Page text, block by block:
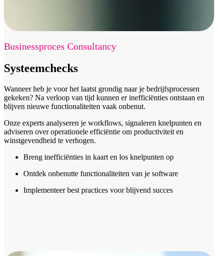
Businessproces Consultancy
Systeemchecks
Wanneer heb je voor het laatst grondig naar je bedrijfsprocessen
gekeken? Na verloop van tijd kunnen er inefficiënties ontstaan en
blijven nieuwe functionaliteiten vaak onbenut.
Onze experts analyseren je workflows, signaleren knelpunten en
adviseren over operationele efficiëntie om productiviteit en
winstgevendheid te verhogen.
Breng inefficiënties in kaart en los knelpunten op
Ontdek onbenutte functionaliteiten van je software
Implementeer best practices voor blijvend succes